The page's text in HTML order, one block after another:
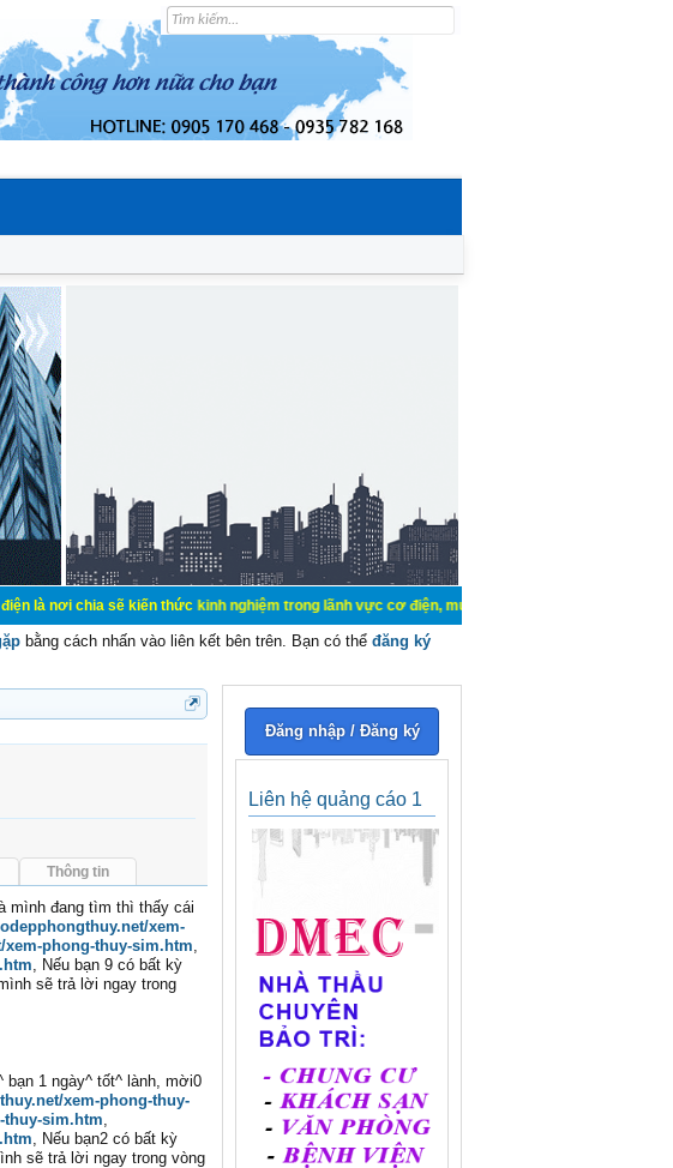
sẽ kiến thức kinh nghiệm trong lãnh vực cơ điện, mua bán, ký gửi, cho thuê hàng hoá dịch
bằng cách nhấn vào liên kết bên trên. Bạn có thể đăng ký
Thông tin
mình đang tìm thì thấy cái
xem-
phong-thuy-sim.htm,
, Nếu bạn 9 có bất kỳ
sẽ trả lời ngay trong
1 ngày^ tốt^ lành, mời0
xem-phong-thuy-
thuy-sim.htm,
, Nếu bạn2 có bất kỳ
sẽ trả lời ngay trong vòng
Đăng nhập / Đăng ký
Liên hệ quảng cáo 1